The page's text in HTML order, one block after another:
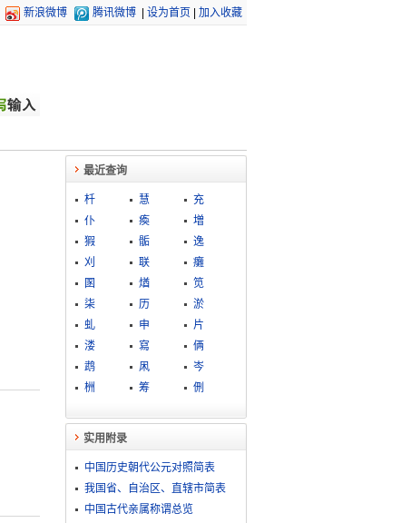
新浪微博 腾讯微博 设为首页 加入收藏
最近查询
杄 慧
充
仆
瘓
増
猳
骺
逸
刈
联
癱
圂
煪
笕
柒
历
淤
虬
申
片
溇
寫
俩
鹉
凩
岑
栦
筹 侀
实用附录
中国历史朝代公元对照简表
我国省、自治区、直辖市简表
中国古代亲属称谓总览